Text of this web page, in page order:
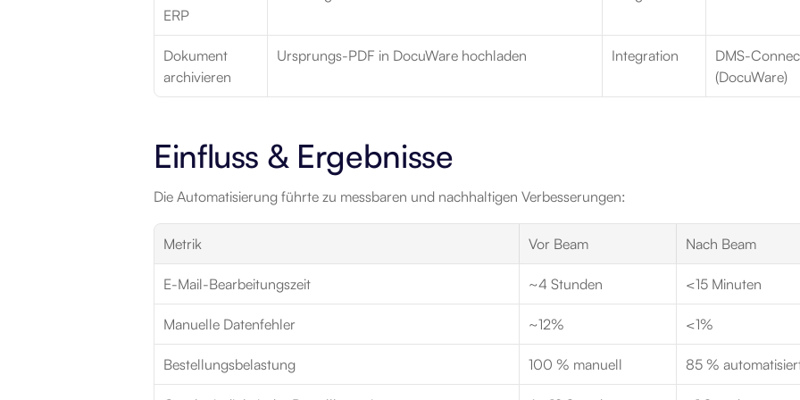
ERP
Dokument
archivieren
Ursprungs-PDF in DocuWare hochladen Integration
DMS-
(DocuWare)
Einfluss & Ergebnisse
Die Automatisierung führte zu messbaren und nachhaltigen Verbesserungen:
Metrik Vor Beam Nach Beam
E-Mail-Bearbeitungszeit ~4 Stunden <15 Minuten
Manuelle Datenfehler ~12% <1%
Bestellungsbelastung 100 % manuell 85 %